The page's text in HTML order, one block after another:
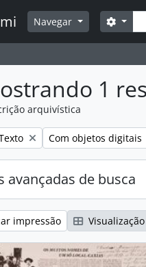
Navegar Buscar
1
arquivística
filtro:
Remover filtro:
Com objetos digitais
avançadas de busca
impressão